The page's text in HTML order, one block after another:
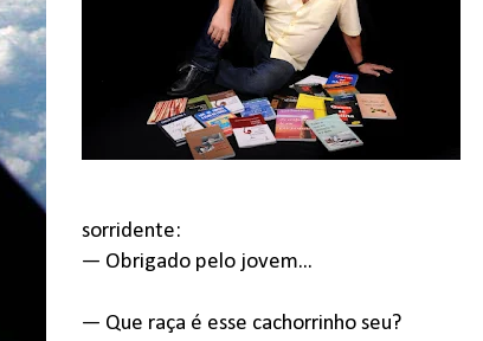
sorridente:
— Obrigado pelo jovem...
— Que raça é esse cachorrinho seu?